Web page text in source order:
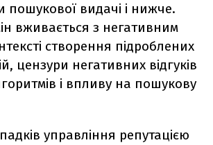
пошукової видачі і нижче.
вживається з негативним
створення підроблених
цензури негативних відгуків
і впливу на пошукову
управління репутацією